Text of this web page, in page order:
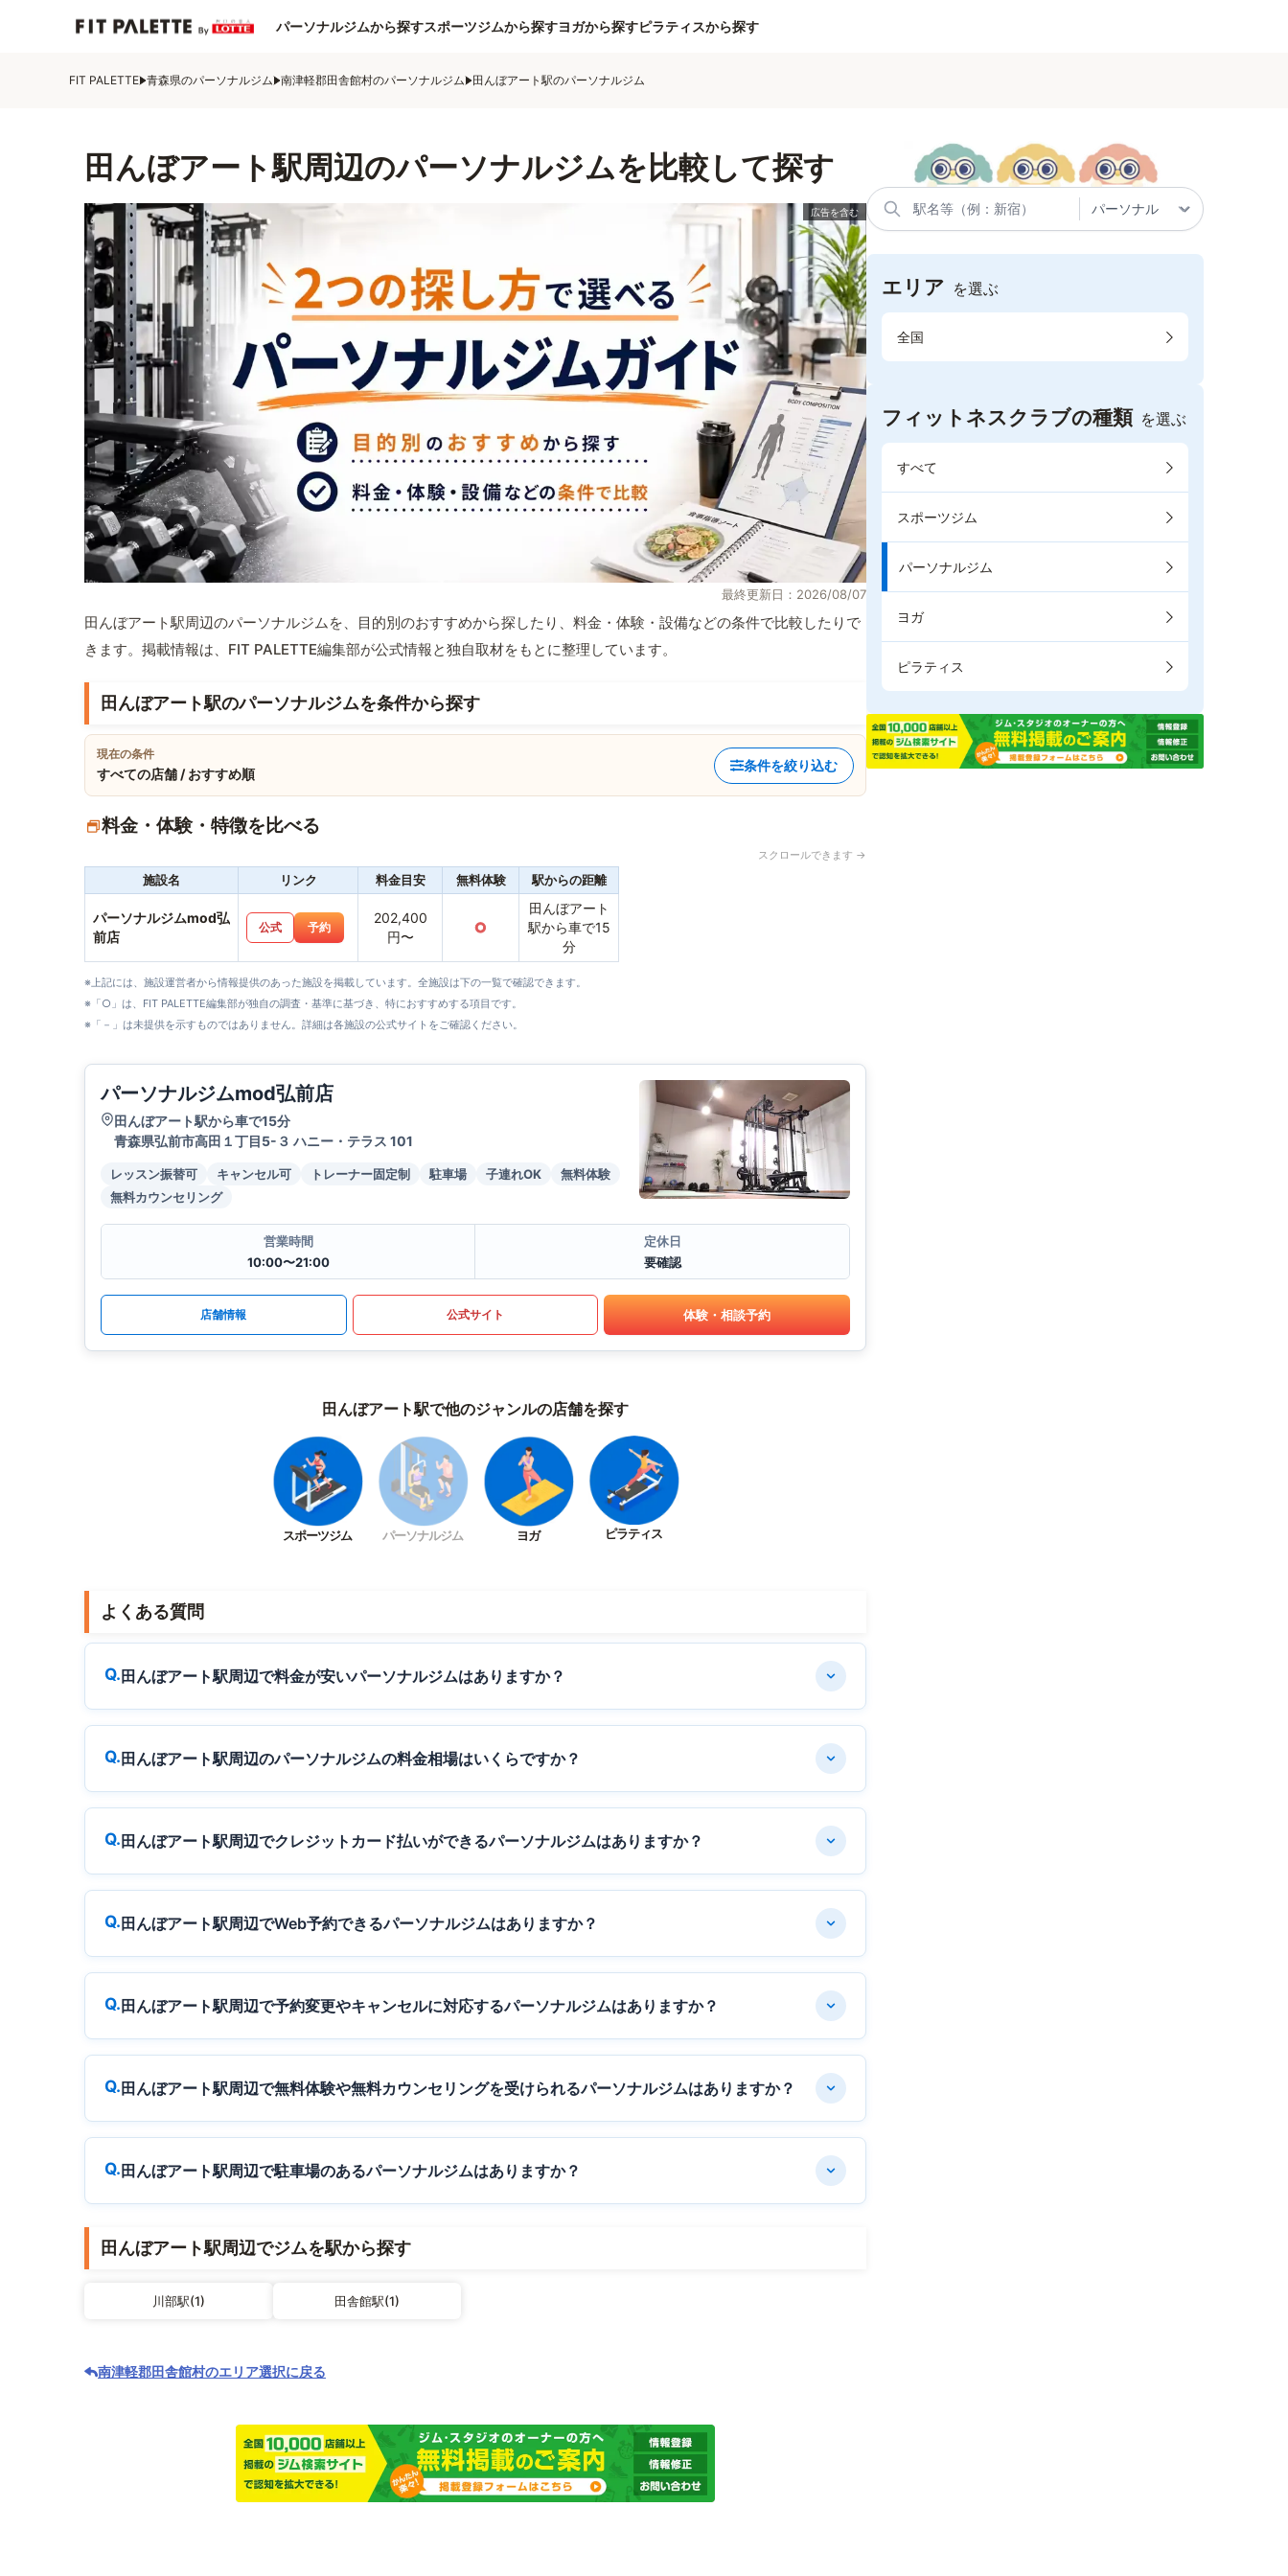
パーソナルジムから探すスポーツジムから探すヨガから探すピラティスから探す
FIT PALETTE 青森県のパーソナルジム 南津軽郡田舎館村のパーソナルジム 田んぼアート駅のパーソナルジム
田んぼアート駅周辺のパーソナルジムを比較して探す
最終更新日：2026/08/07
田んぼアート駅周辺のパーソナルジムを、目的別のおすすめから探したり、料金・体験・設備などの条件で比較したりで
きます。掲載情報は、FIT PALETTE編集部が公式情報と独自取材をもとに整理しています。
田んぼアート駅のパーソナルジムを条件から探す
現在の条件
すべての店舗 / おすすめ順
条件を絞り込む
料金・体験・特徴を比べる
スクロールできます →
施設名 リンク 料金目安 無料体験 駅からの距離
パーソナルジムmod弘
前店
公式 予約
202,400
円〜
○
田んぼアート
駅から車で15
分
※上記には、施設運営者から情報提供のあった施設を掲載しています。全施設は下の一覧で確認できます。
※「○」は、FIT PALETTE編集部が独自の調査・基準に基づき、特におすすめする項目です。
※「－」は未提供を示すものではありません。詳細は各施設の公式サイトをご確認ください。
パーソナルジムmod弘前店
田んぼアート駅から車で15分
青森県弘前市高田１丁目5-３ ハニー・テラス 101
レッスン振替可 キャンセル可 トレーナー固定制 駐車場 子連れOK
無料体験
無料カウンセリング
営業時間
10:00〜21:00
定休日
要確認
店舗情報 公式サイト 体験・相談予約
田んぼアート駅で他のジャンルの店舗を探す
スポーツジム パーソナルジム ヨガ ピラティス
よくある質問
田んぼアート駅周辺で料金が安いパーソナルジムはありますか？
田んぼアート駅周辺のパーソナルジムの料金相場はいくらですか？
田んぼアート駅周辺でクレジットカード払いができるパーソナルジムはありますか？
田んぼアート駅周辺でWeb予約できるパーソナルジムはありますか？
田んぼアート駅周辺で予約変更やキャンセルに対応するパーソナルジムはありますか？
田んぼアート駅周辺で無料体験や無料カウンセリングを受けられるパーソナルジムはありますか？
田んぼアート駅周辺で駐車場のあるパーソナルジムはありますか？
田んぼアート駅周辺でジムを駅から探す
川部駅(1) 田舎館駅(1)
南津軽郡田舎館村のエリア選択に戻る
エリア を選ぶ
全国
フィットネスクラブの種類 を選ぶ
すべて
スポーツジム
パーソナルジム
ヨガ
ピラティス